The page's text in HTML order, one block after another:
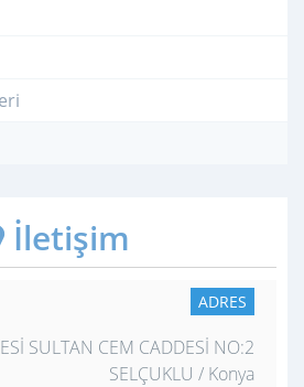
İletişim
ADRES
SULTAN CEM CADDESİ NO:2
SELÇUKLU / Konya